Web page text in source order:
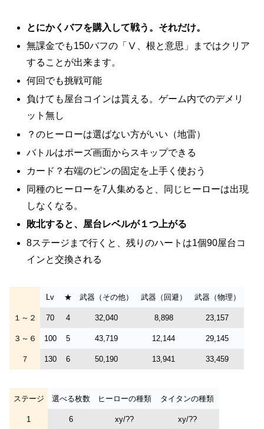
とにかくバフを購入して戦う。それだけ。
無課金でも150バフの「Ⅴ、根と意思」まではクリア
することが出来ます。
何回でも挑戦可能
負けても屋台コインは貰える。ゲーム内でのデメリ
ット無し
？のヒーローは選ばない方がいい（地雷）
バトルはポーズ画面からスキップできる
カード？右端のピンの固定を上手く使おう
同種のヒーローを7人集めると、同じヒーローは出現
しなくなる。
敗北すると、屋台レベルが１つ上がる
8ステージまで行くと、残りのハートは1個90屋台コ
インと交換される
Lv ★ 武器（その他） 武器（回避） 武器（物理）
１～２ 70 4 32,040 8,898 23,157
３～６ 100 5 43,719 12,144 29,145
７ 130 6 50,190 13,941 33,459
ステージ 選べる枚数 ヒーローの種類 タイタンの種類
1 6 xy/?? xy/??